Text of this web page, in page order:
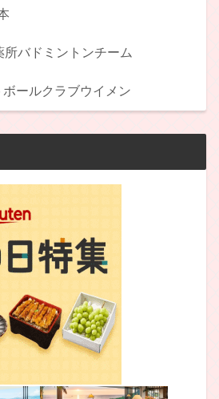
バドミントンチーム
ールクラブウイメン